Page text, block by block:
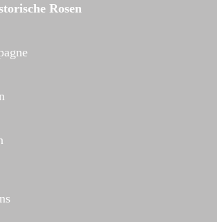
Rosen